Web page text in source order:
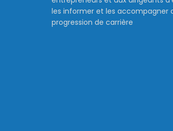
les informer et les accompagner
progression de carrière